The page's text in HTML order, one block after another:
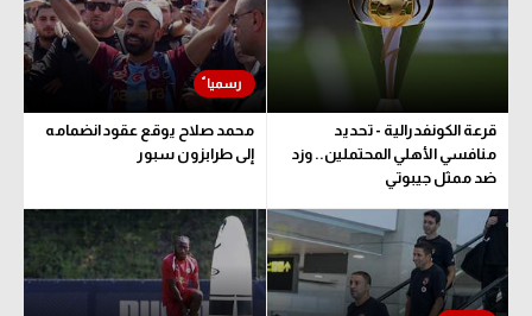
قرعة الكونفدرالية - تحديد
منافسي الأهلي المحتملين.. وزد
ضد ممثل جيبوتي
محمد صلاح يوقع عقود انضمامه
إلى طرابزون سبور